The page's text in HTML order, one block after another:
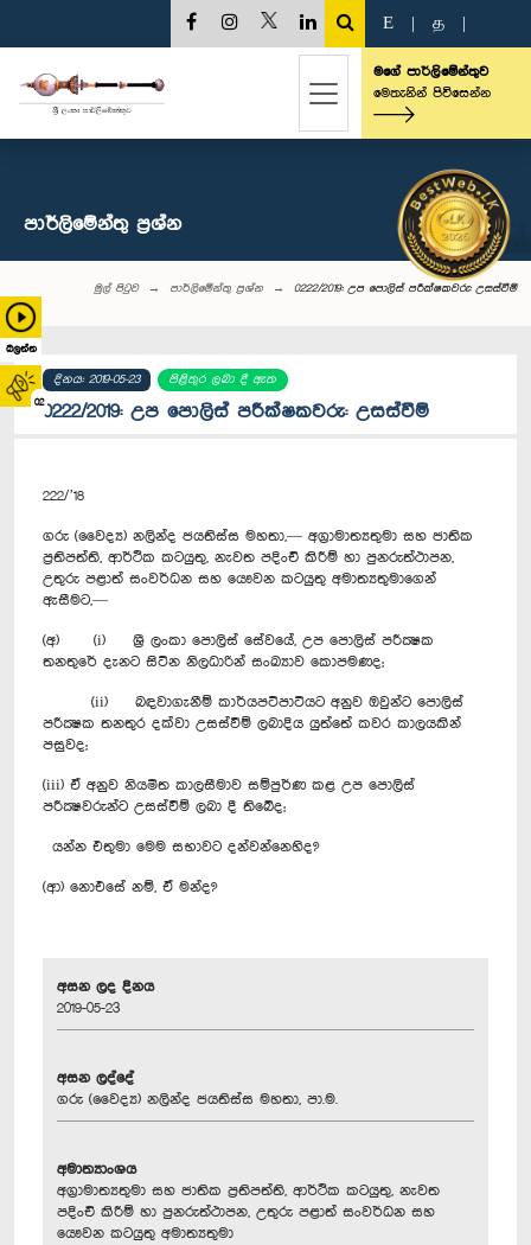
බලන්න
02
E த
මගේ පාර්ලිමේන්තුව
මෙතැනින් පිවිසෙන්න
පාර්ලි‌මේන්තු‌ ප්‍රශ්න
මුල් පිටුව පාර්ලි‌මේන්තු‌ ප්‍රශ්න 0222/2019: උප පොලිස් පරීක්ෂකවරු: උසස්වීම්
දිනය: 2019-05-23 පිළිතුර ලබා දී ඇත
0222/2019: උප පොලිස් පරීක්ෂකවරු: උසස්වීම්
222/’18
ගරු (වෛද්‍ය) නලින්ද ජයතිස්ස මහතා,— අග්‍රාමාත්‍යතුමා සහ ජාතික
ප්‍රතිපත්ති, ආර්ථික කටයුතු, නැවත පදිංචි කිරීම් හා පුනරුත්ථාපන,
උතුරු පළාත් සංවර්ධන සහ යෞවන කටයුතු අමාත්‍යතුමාගෙන්
ඇසීමට,—
(අ) (i) ශ්‍රී ලංකා පොලිස් සේවයේ, උප පොලිස් පරීක්‍ෂක
තනතුරේ දැනට සිටින නිලධාරින් සංඛ්‍යාව කොපමණද;
(ii) බඳවාගැනීම් කාර්යපටිපාටියට අනුව ඔවුන්ට පොලිස්
පරීක්‍ෂක තනතුර දක්වා උසස්වීම් ලබාදිය යුත්තේ කවර කාලයකින්
පසුවද;
(iii) ඒ අනුව නියමිත කාලසීමාව සම්පුර්ණ කළ උප පොලිස්
පරීක්‍ෂවරුන්ට උසස්වීම් ලබා දී තිබේද;
යන්න එතුමා මෙම සභාවට දන්වන්නෙහිද?
(ආ) නොඑසේ නම්, ඒ මන්ද?
අසන ලද දිනය
2019-05-23
අසන ලද්දේ
ගරු (වෛද්‍ය) නලින්ද ජයතිස්ස මහතා, පා.ම.
අමාත්‍යාංශය
අග්‍රාමාත්‍යතුමා සහ ජාතික ප්‍රතිපත්ති, ආර්ථික කටයුතු, නැවත
පදිංචි කිරීම් හා පුනරුත්ථාපන, උතුරු පළාත් සංවර්ධන සහ
යෞවන කටයුතු අමාත්‍යතුමා